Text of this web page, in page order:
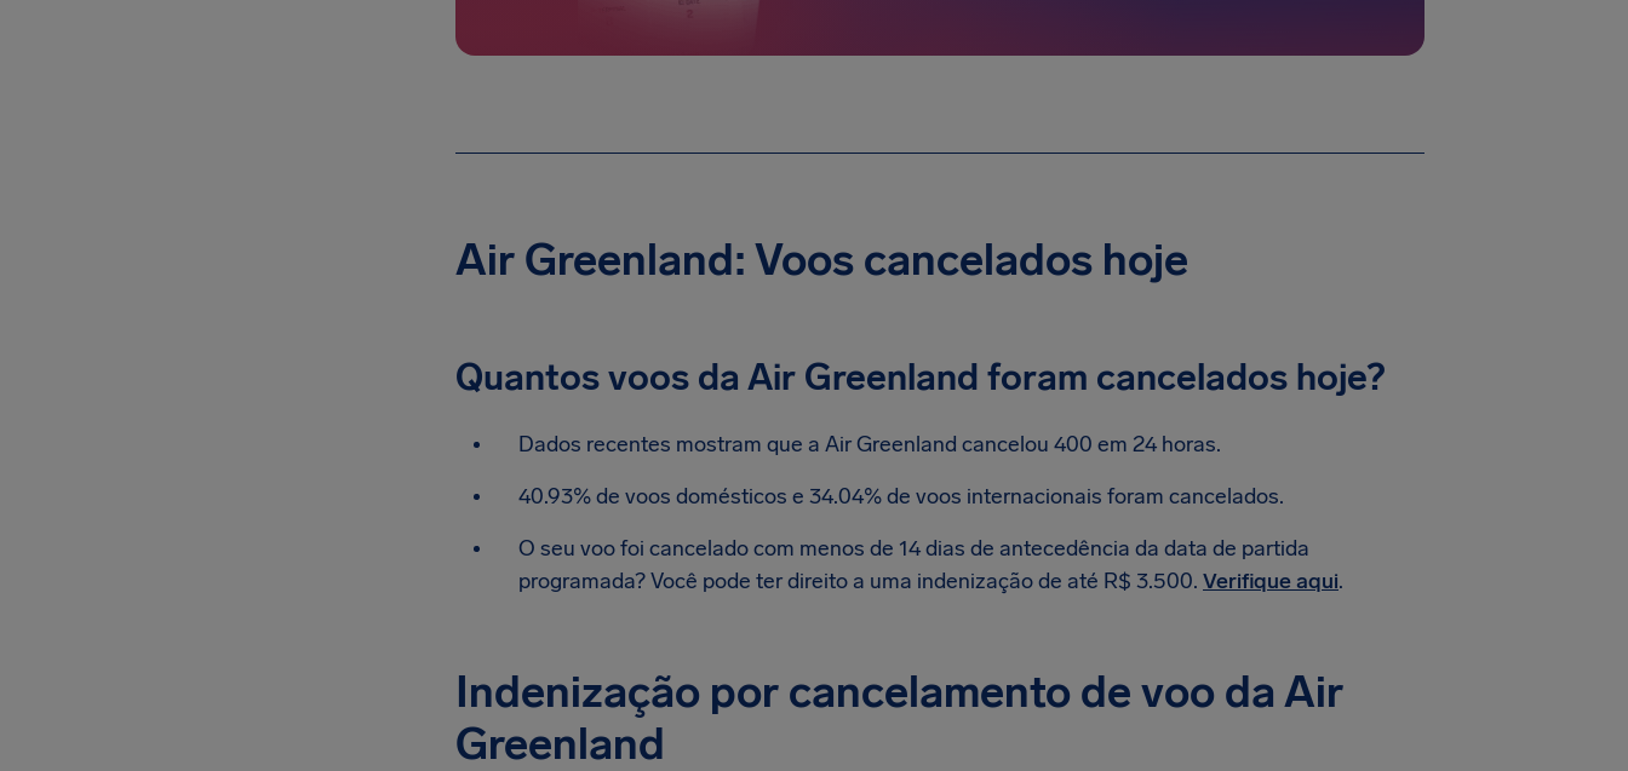
Air Greenland: Voos cancelados hoje
Quantos voos da Air Greenland foram cancelados hoje?
Dados recentes mostram que a Air Greenland cancelou 400 em 24 horas.
40.93% de voos domésticos e 34.04% de voos internacionais foram cancelados.
O seu voo foi cancelado com menos de 14 dias de antecedência da data de partida
programada? Você pode ter direito a uma indenização de até R$ 3.500. Verifique aqui.
Indenização por cancelamento de voo da Air
Greenland